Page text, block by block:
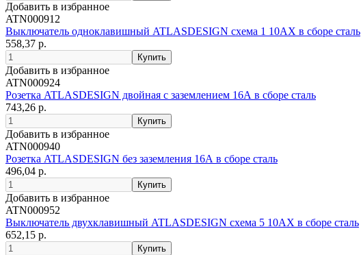
Добавить в избранное
ATN000912
Выключатель одноклавишный ATLASDESIGN схема 1 10АХ в сборе сталь
558,37 р.
Добавить в избранное
ATN000924
Розетка ATLASDESIGN двойная с заземлением 16А в сборе сталь
743,26 р.
Добавить в избранное
ATN000940
Розетка ATLASDESIGN без заземления 16А в сборе сталь
496,04 р.
Добавить в избранное
ATN000952
Выключатель двухклавишный ATLASDESIGN схема 5 10АХ в сборе сталь
652,15 р.